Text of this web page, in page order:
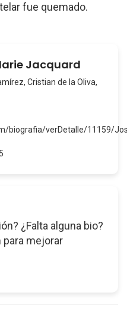
fue quemado.
Jacquard
Cristian de la Oliva,
biografia/verDetalle/11159/
¿Falta alguna bio?
para mejorar